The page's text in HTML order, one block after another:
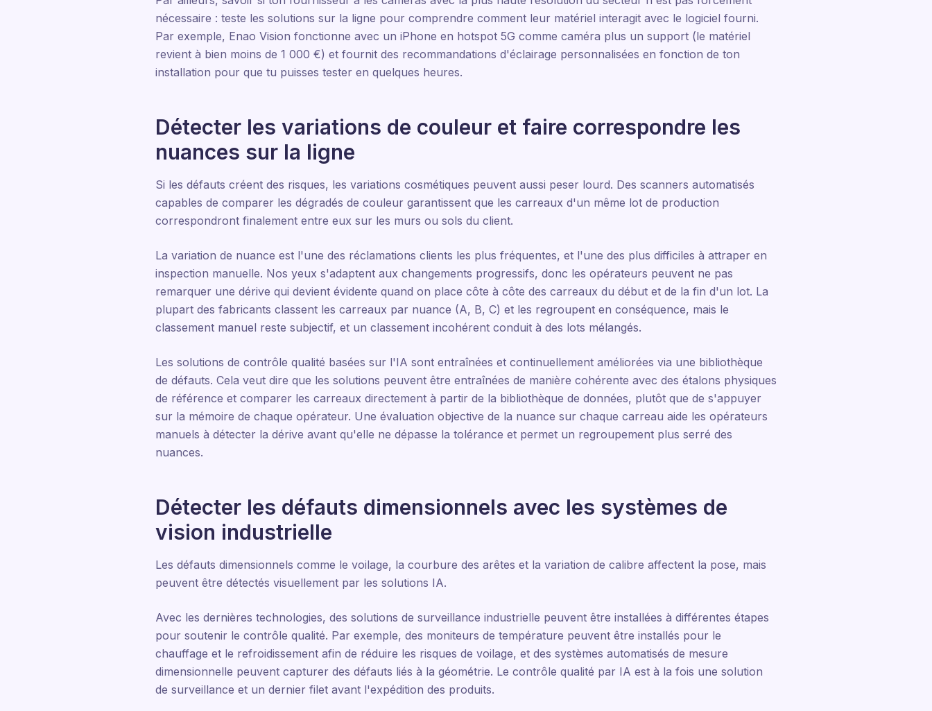
nécessaire : teste les solutions sur la ligne pour comprendre comment leur matériel interagit avec le logiciel fourni.
Par exemple, Enao Vision fonctionne avec un iPhone en hotspot 5G comme caméra plus un support (le matériel
revient à bien moins de 1 000 €) et fournit des recommandations d'éclairage personnalisées en fonction de ton
installation pour que tu puisses tester en quelques heures.
Détecter les variations de couleur et faire correspondre les
nuances sur la ligne
Si les défauts créent des risques, les variations cosmétiques peuvent aussi peser lourd. Des scanners automatisés
capables de comparer les dégradés de couleur garantissent que les carreaux d'un même lot de production
correspondront finalement entre eux sur les murs ou sols du client.
La variation de nuance est l'une des réclamations clients les plus fréquentes, et l'une des plus difficiles à attraper en
inspection manuelle. Nos yeux s'adaptent aux changements progressifs, donc les opérateurs peuvent ne pas
remarquer une dérive qui devient évidente quand on place côte à côte des carreaux du début et de la fin d'un lot. La
plupart des fabricants classent les carreaux par nuance (A, B, C) et les regroupent en conséquence, mais le
classement manuel reste subjectif, et un classement incohérent conduit à des lots mélangés.
Les solutions de contrôle qualité basées sur l'IA sont entraînées et continuellement améliorées via une bibliothèque
de défauts. Cela veut dire que les solutions peuvent être entraînées de manière cohérente avec des étalons physiques
de référence et comparer les carreaux directement à partir de la bibliothèque de données, plutôt que de s'appuyer
sur la mémoire de chaque opérateur. Une évaluation objective de la nuance sur chaque carreau aide les opérateurs
manuels à détecter la dérive avant qu'elle ne dépasse la tolérance et permet un regroupement plus serré des
nuances.
Détecter les défauts dimensionnels avec les systèmes de
vision industrielle
Les défauts dimensionnels comme le voilage, la courbure des arêtes et la variation de calibre affectent la pose, mais
peuvent être détectés visuellement par les solutions IA.
Avec les dernières technologies, des solutions de surveillance industrielle peuvent être installées à différentes étapes
pour soutenir le contrôle qualité. Par exemple, des moniteurs de température peuvent être installés pour le
chauffage et le refroidissement afin de réduire les risques de voilage, et des systèmes automatisés de mesure
dimensionnelle peuvent capturer des défauts liés à la géométrie. Le contrôle qualité par IA est à la fois une solution
de surveillance et un dernier filet avant l'expédition des produits.